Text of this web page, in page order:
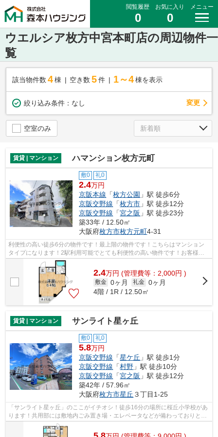
閲覧履歴
0
お気に入り
0
メニュー
ウエルシア枚方中宮本町店の周辺物件一
覧
該当物件数 4棟 空き数 5 件 1～4 棟を表示
絞り込み条件： なし 変更
空室のみ
賃貸 | マンション ハマンション枚方元町
敷0 礼0
2.4万円
京阪本線 「枚方公園 」駅 徒歩6分
京阪交野線 「枚方市 」駅 徒歩12分
京阪交野線 「宮之阪 」駅 徒歩23分
築33年 / 12.50㎡
大阪府枚方市枚方元町4-31
利便性の高い徒歩6分の物件です！最上階の物件です！こちらはマンション
タイプになります！2駅利用可能でとても利便性の高い物件です！お客様の
ご希望の物件をご提供できるよう、日々...
2.4万円 (管理費等：2,000円 )
敷金 0ヶ月 礼金 0ヶ月
4階 / 1R / 12.50㎡
賃貸 | マンション サンライト星ヶ丘
敷0 礼0
5.8万円
京阪交野線 「星ケ丘 」駅 徒歩1分
京阪交野線 「村野 」駅 徒歩10分
京阪交野線 「宮之阪 」駅 徒歩12分
築42年 / 57.96㎡
大阪府枚方市星丘 ３丁目1-25
「サンライト星ヶ丘」のここがイチオシ！徒歩16分の場所に桜丘小学校があ
ります！共用部には敷地内ごみ置き場・エレベータなどが備わっておりとて
も充実しています！こだわり条件、通...